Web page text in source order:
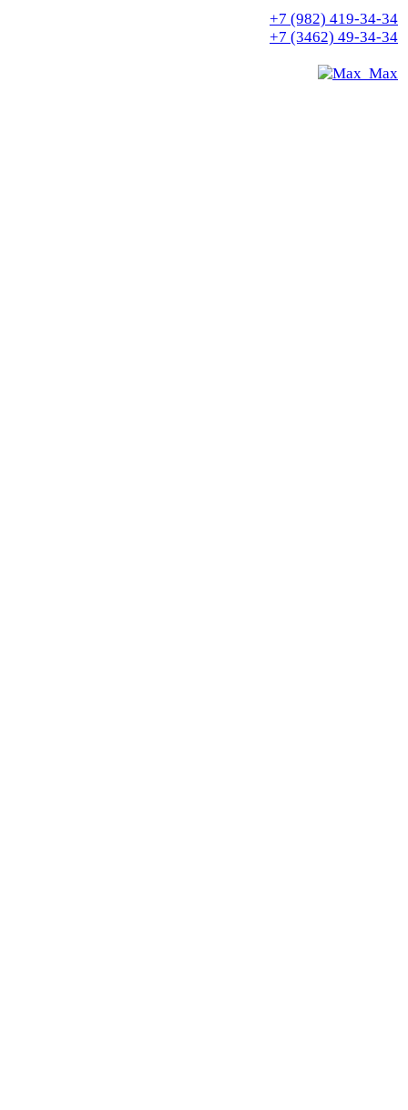
+7 (982) 419-34-34
+7 (3462) 49-34-34
Max